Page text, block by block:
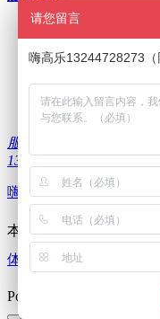
在线下单
下载中心
服务热线：
13322986335
嗨高乐 --深圳前海高乐
本站关键词：嗨高乐 高
体机电脑 触摸电脑一体机
Powered by
请您留言
嗨高乐13244728273（